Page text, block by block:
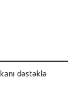
dəstəklə